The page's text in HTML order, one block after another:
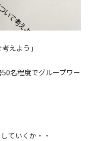
えよう」
名程度でグループワー
ていくか・・